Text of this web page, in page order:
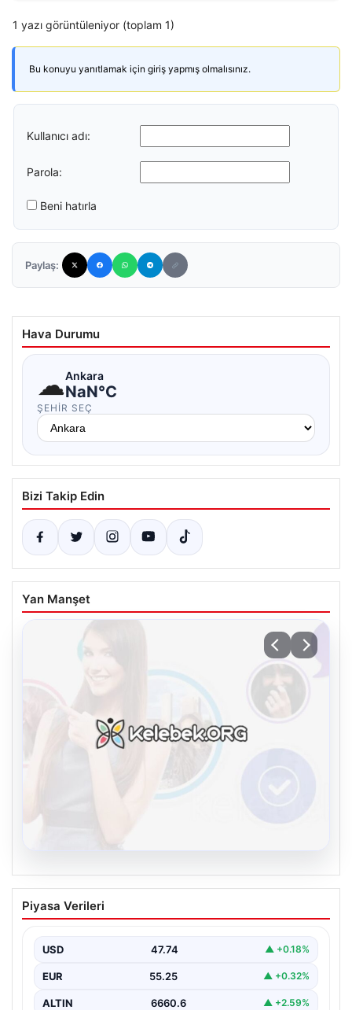
1 yazı görüntüleniyor (toplam 1)
Bu konuyu yanıtlamak için giriş yapmış olmalısınız.
Kullanıcı adı:
Parola:
Beni hatırla
Paylaş:
Hava Durumu
☁Ankara
NaN°C
ŞEHIR SEÇ
Bizi Takip Edin
Yan Manşet
Kelebek chat adresi İle Sanal İletişimin
Seviyeli Adresi Ve Sohbet Deneyimi
kurması kritik bir değer barındırmaktadır. Güncel
olarak…
Piyasa Verileri
USD 47.74 ▲ +0.18%
EUR 55.25 ▲ +0.32%
ALTIN 6660.6 ▲ +2.59%